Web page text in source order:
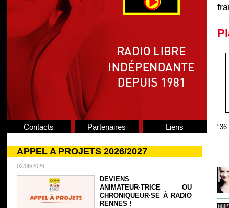
Contacts Partenaires Liens
APPEL A PROJETS 2026/2027
02/06/2026
DEVIENS
ANIMATEUR·TRICE OU
CHRONIQUEUR·SE À RADIO
RENNES !
"36